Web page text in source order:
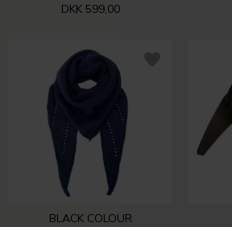
DKK 599,00
BLACK COLOUR